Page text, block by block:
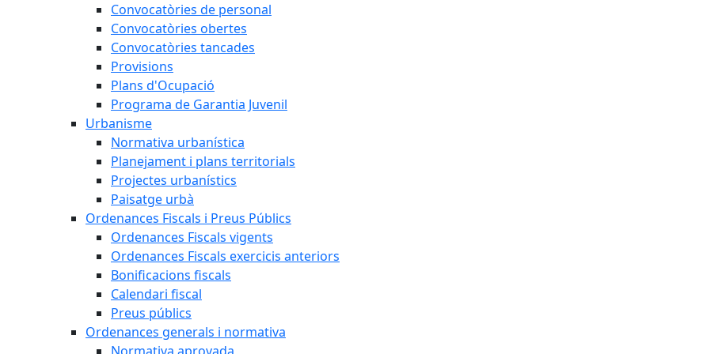
Convocatòries de personal
Convocatòries obertes
Convocatòries tancades
Provisions
Plans d'Ocupació
Programa de Garantia Juvenil
Urbanisme
Normativa urbanística
Planejament i plans territorials
Projectes urbanístics
Paisatge urbà
Ordenances Fiscals i Preus Públics
Ordenances Fiscals vigents
Ordenances Fiscals exercicis anteriors
Bonificacions fiscals
Calendari fiscal
Preus públics
Ordenances generals i normativa